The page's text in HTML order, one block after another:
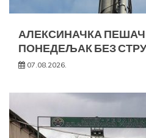
АЛЕКСИНАЧКА
ПОНЕДЕЉАК БЕЗ
07.08.2026.